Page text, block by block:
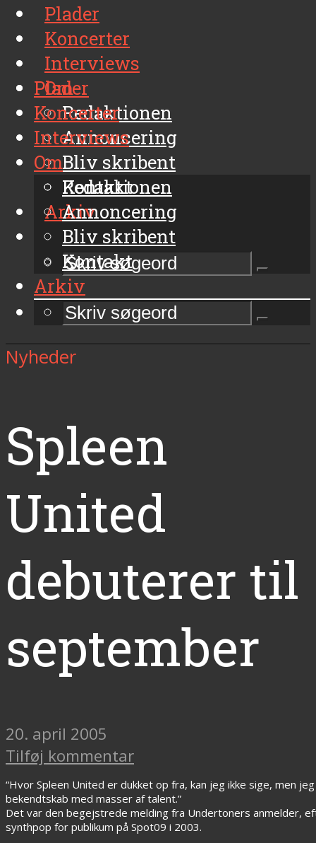
Plader
Koncerter
Interviews
Om
Redaktionen
Annoncering
Bliv skribent
Kontakt
Arkiv
Plader
Koncerter
Interviews
Om
Redaktionen
Annoncering
Bliv skribent
Kontakt
Arkiv
Nyheder
Spleen
United
debuterer til
september
20. april 2005
Tilføj kommentar
“Hvor Spleen United er dukket op fra, kan jeg ikke sige, men
bekendtskab med masser af talent.”
Det var den begejstrede melding fra Undertoners anmelder,
synthpop for publikum på Spot09 i 2003.